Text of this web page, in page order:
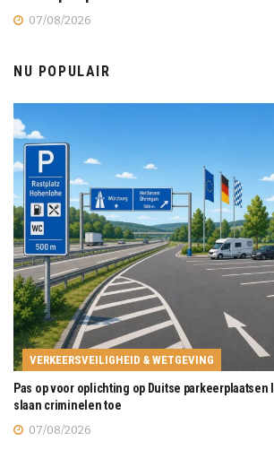
07/08/2026
NU POPULAIR
VERKEERSVEILIGHEID & WETGEVING
Pas op voor oplichting op Duitse parkeerplaatsen
slaan criminelen toe
07/08/2026